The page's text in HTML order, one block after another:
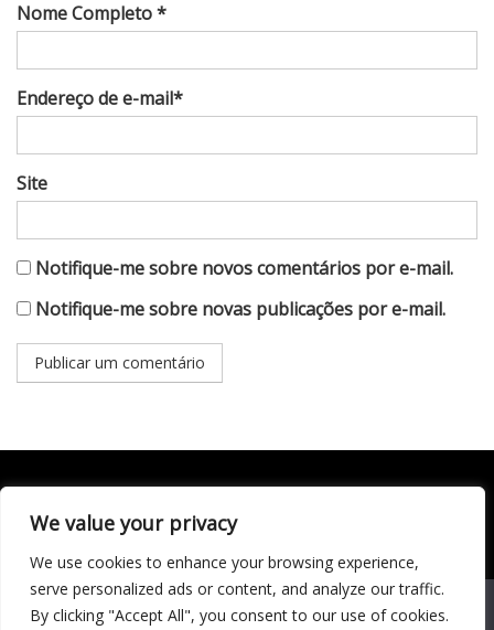
We value your privacy
We use cookies to enhance your browsing experience,
serve personalized ads or content, and analyze our traffic.
By clicking "Accept All", you consent to our use of cookies.
Nome Completo *
Endereço de e-mail*
Site
Notifique-me sobre novos comentários por e-mail.
Notifique-me sobre novas publicações por e-mail.
Todo conteúdo publicado neste portal, incluindo textos,
responsabilidade do autor. © 2020 - 2024 Todos os direitos
reservados ao site Matéria Livre Royale News by
ThemebeezWe use cookies to ensure that we give you the best